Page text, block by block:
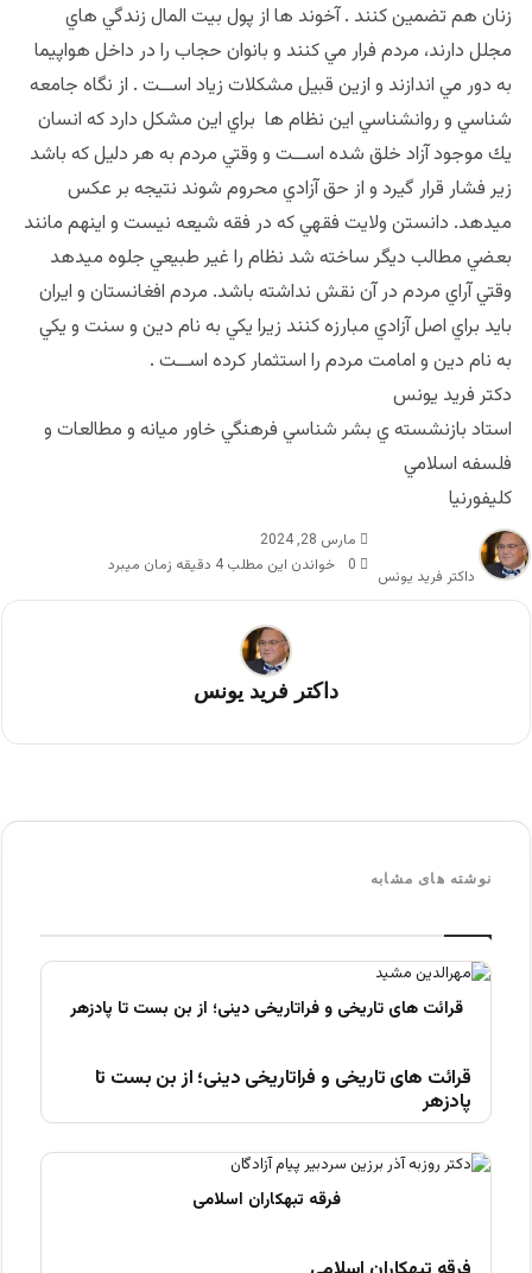
زنان هم تضمين كنند . آخوند ها از پول بيت المال زندگي هاي
مجلل دارند، مردم فرار مي كنند و بانوان حجاب را در داخل هواپيما
به دور مي اندازند و ازين قبيل مشكلات زياد اســت . از نگاه جامعه
شناسي و روانشناسي اين نظام ها براي اين مشكل دارد كه انسان
يك موجود آزاد خلق شده اســت و وقتي مردم به هر دليل كه باشد
زير فشار قرار گيرد و از حق آزادي محروم شوند نتيجه بر عكس
ميدهد. دانستن ولايت فقهي كه در فقه شيعه نيست و اينهم مانند
بعضي مطالب ديگر ساخته شد نظام را غير طبيعي جلوه ميدهد
وقتي آراي مردم در آن نقش نداشته باشد. مردم افغانستان و ايران
بايد براي اصل آزادي مبارزه كنند زيرا يكي به نام دين و سنت و يكي
به نام دين و امامت مردم را استثمار كرده اســت .
دكتر فريد يونس
استاد بازنشسته ي بشر شناسي فرهنگي خاور ميانه و مطالعات و
فلسفه اسلامي
كليفورنيا
داکتر فرید یونس
مارس 28, 2024
0
خواندن این مطلب 4 دقیقه زمان میبرد
داکتر فرید یونس
نوشته های مشابه
قرائت های تاریخی و فراتاریخی دینی؛ از بن بست تا
پادزهر